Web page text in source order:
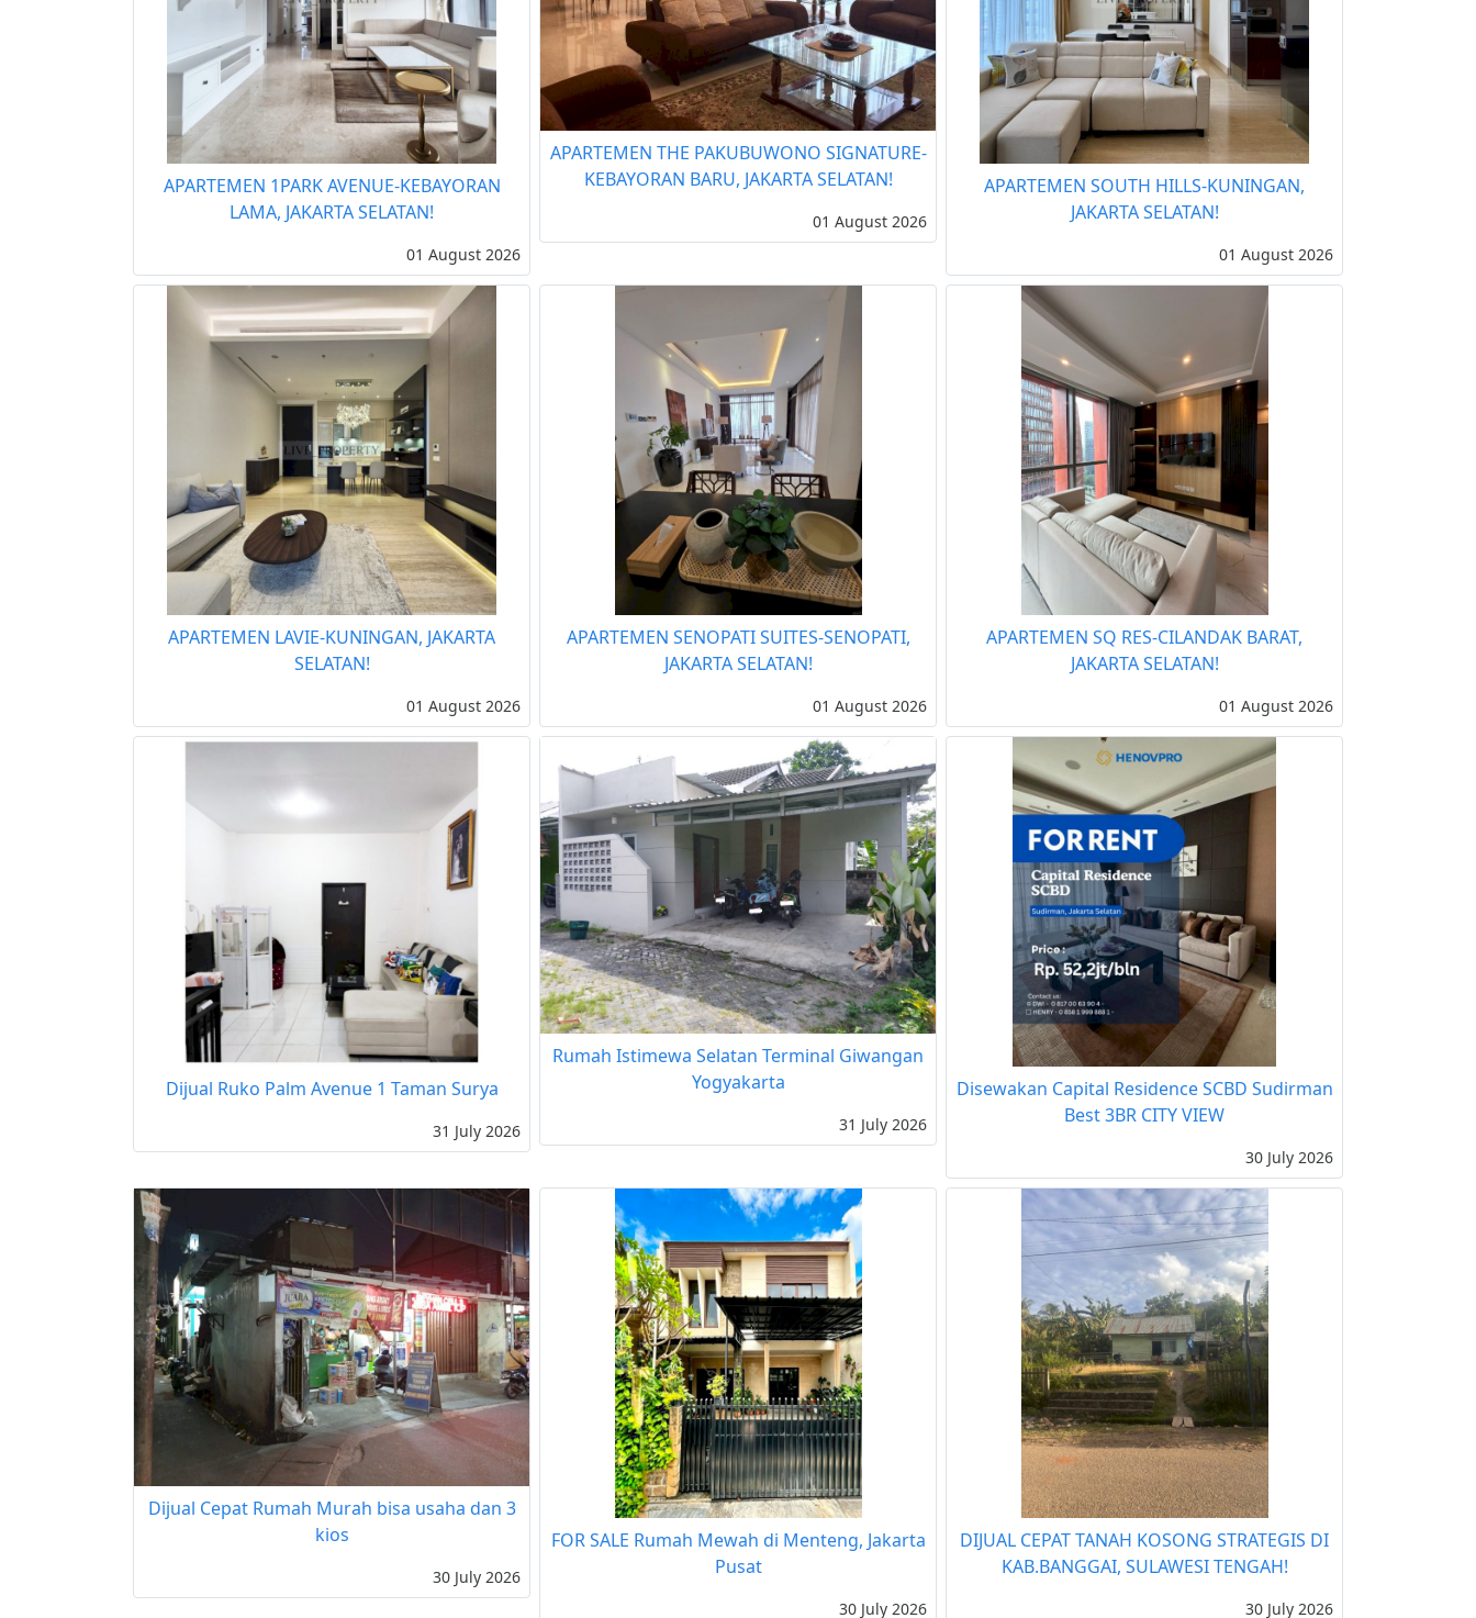
APARTEMEN 1PARK AVENUE-KEBAYORAN
LAMA, JAKARTA SELATAN!
01 August 2026
APARTEMEN THE PAKUBUWONO SIGNATURE-
KEBAYORAN BARU, JAKARTA SELATAN!
01 August 2026
APARTEMEN SOUTH HILLS-KUNINGAN,
JAKARTA SELATAN!
01 August 2026
APARTEMEN LAVIE-KUNINGAN, JAKARTA
SELATAN!
01 August 2026
APARTEMEN SENOPATI SUITES-SENOPATI,
JAKARTA SELATAN!
01 August 2026
APARTEMEN SQ RES-CILANDAK BARAT,
JAKARTA SELATAN!
01 August 2026
Dijual Ruko Palm Avenue 1 Taman Surya
31 July 2026
Rumah Istimewa Selatan Terminal Giwangan
Yogyakarta
31 July 2026
Disewakan Capital Residence SCBD Sudirman
Best 3BR CITY VIEW
30 July 2026
Dijual Cepat Rumah Murah bisa usaha dan 3
kios
30 July 2026
FOR SALE Rumah Mewah di Menteng, Jakarta
Pusat
30 July 2026
DIJUAL CEPAT TANAH KOSONG STRATEGIS DI
KAB.BANGGAI, SULAWESI TENGAH!
30 July 2026